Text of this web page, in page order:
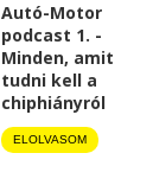
Autó-Motor
podcast 1. -
Minden, amit
tudni kell a
chiphiányról
ELOLVASOM